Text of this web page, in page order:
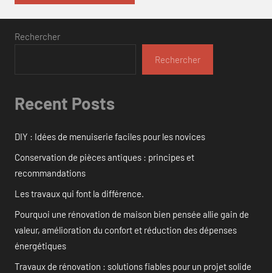
Rechercher
Rechercher
Recent Posts
DIY : Idées de menuiserie faciles pour les novices
Conservation de pièces antiques : principes et
recommandations
Les travaux qui font la différence.
Pourquoi une rénovation de maison bien pensée allie gain de
valeur, amélioration du confort et réduction des dépenses
énergétiques
Travaux de rénovation : solutions fiables pour un projet solide